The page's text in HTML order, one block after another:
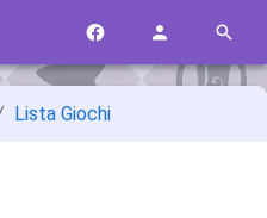
Lista Giochi